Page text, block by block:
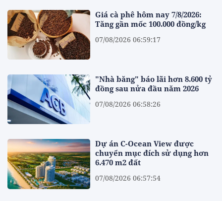
Giá cà phê hôm nay 7/8/2026:
Tăng gần mốc 100.000 đồng/kg
07/08/2026 06:59:17
"Nhà băng" báo lãi hơn 8.600 tỷ
đồng sau nửa đầu năm 2026
07/08/2026 06:58:26
Dự án C-Ocean View được
chuyển mục đích sử dụng hơn
6.470 m2 đất
07/08/2026 06:57:54